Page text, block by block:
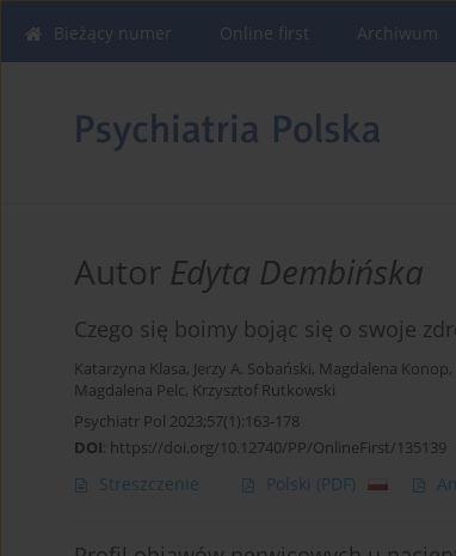
Bieżący numer Online first Archiwum
Autor Edyta Dembińska
Czego się boimy bojąc się o swoje
Katarzyna Klasa, Jerzy A. Sobański, Magdalena Konop,
Magdalena Pelc, Krzysztof Rutkowski
Psychiatr Pol 2023;57(1):163-178
DOI: https://doi.org/10.12740/PP/OnlineFirst/135139
Streszczenie Polski (PDF)